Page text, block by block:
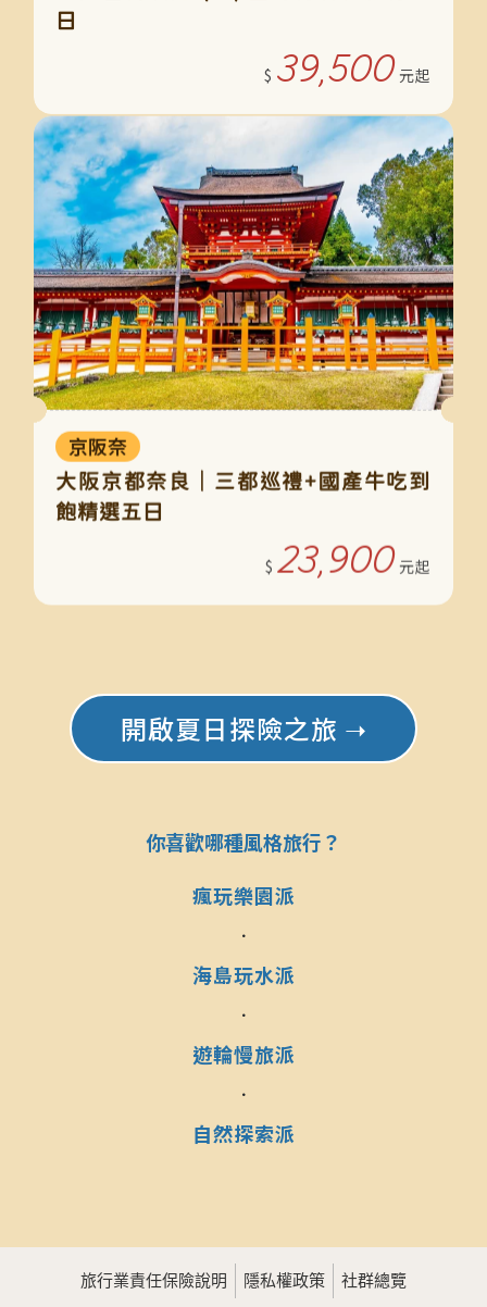
日
39,500
大阪京都奈良｜三都巡禮+國產牛吃到
飽精選五日
京阪奈
23,900
開啟夏日探險之旅 ➝
你喜歡哪種風格旅行？
瘋玩樂園派
．
海島玩水派
．
遊輪慢旅派
．
自然探索派
旅行業責任保險說明 隱私權政策 社群總覽